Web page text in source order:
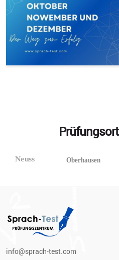
info@sprach-test.com